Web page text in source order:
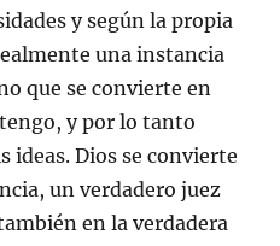
y según la propia
una instancia
que se convierte en
y por lo tanto
ideas. Dios se convierte
un verdadero juez
en la verdadera